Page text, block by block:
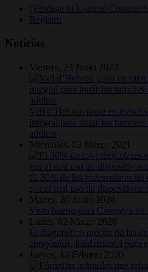
¿Perdiste tu Usuario/
Registro
Noticias
Viernes, 23 Junio 2023
Vall d’Hebron pone en
integral para tratar los
adultos
Miércoles, 03 Marzo 2021
El 30% de los preescolares no
por el mal uso de dispositivos
Martes, 30 Junio 2020
Visto bueno para Cosentyx en
Lunes, 02 Marzo 2020
El diagnóstico precoz de las
congénitas, fundamental para
Jueves, 13 Febrero 2020